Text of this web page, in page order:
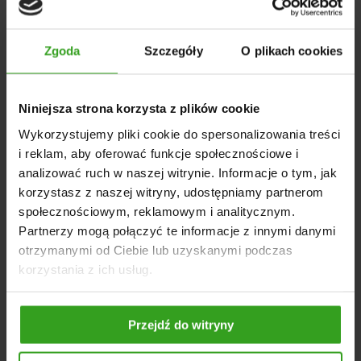
Zgoda Szczegóły O plikach cookies
Niniejsza strona korzysta z plików cookie
Wykorzystujemy pliki cookie do spersonalizowania treści
i reklam, aby oferować funkcje społecznościowe i
analizować ruch w naszej witrynie. Informacje o tym, jak
korzystasz z naszej witryny, udostępniamy partnerom
społecznościowym, reklamowym i analitycznym.
Partnerzy mogą połączyć te informacje z innymi danymi
otrzymanymi od Ciebie lub uzyskanymi podczas
korzystania z ich usług.
Przejdź do witryny
siewnikach i agregatach uprawowych;
systemach podnoszenia i napędu hydraulicznego;
kompatybilnością z wieloma typami maszyn i urządzeń
oraz precyzyjną pracą. Dzięki czemu zyskuje uznanie
wszędzie tam, gdzie kluczowa jest trwałość urządzenia
oraz bezpieczna praca w każdych warunkach.
DANE TECHNICZNE
Długość całkowita w pozycji złożonej: 870 mm
Długość po pełnym rozłożeniu: 1500 mm
Skok tłoka: 630 mm
Średnica tłoczyska: 40 mm
Średnica otworów montażowych (na sworzeń): 25 mm